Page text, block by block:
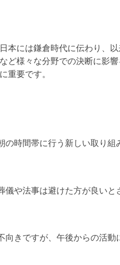
本には鎌倉時代に伝わり、
ど様々な分野での決断に影
重要です。
の時間帯に行う新しい取り組
儀や法事は避けた方が良いと
きですが、午後からの活動